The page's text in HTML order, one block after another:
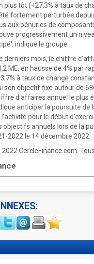
plus tôt (+27,3% à taux de
fortement perturbée
aux pénuries de
progressivement un
indique le groupe.
derniers mois, le chiffre
ME, en hausse de 4% par
à taux de change
son objectif fixé autour de
d'affaires annuel le plus
anticiper la poursuite de
pour le début
objectifs annuels lors de la
2022 le 14 décembre 2022.
CercleFinance.com.
Twitter Envoyer ImprimerFavoris